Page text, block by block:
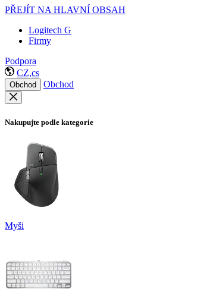
PŘEJÍT NA HLAVNÍ OBSAH
Logitech G
Firmy
Podpora
CZ,cs
Obchod Obchod
Nakupujte podle kategorie
Myši